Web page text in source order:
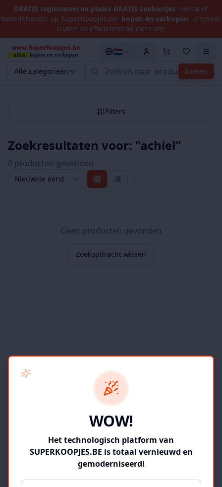
GRATIS registreren en plaats GRATIS zoekertjes nieuw of
tweedehands: op SuperKoopjes.be kopen en verkopen is zoveel
leuker en efficiënter op deze site
Alle categorieën Zoeken
🇳🇱
Filters
Zoekresultaten voor: "achiel"
0 producten gevonden
Nieuwste eerst
Geen producten gevonden
Zoekopdracht wissen
WOW!
Het technologisch platform van
SUPERKOOPJES.BE is totaal vernieuwd en
gemoderniseerd!